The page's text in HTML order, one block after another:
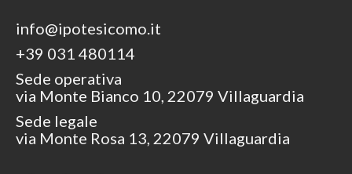
info@ipotesicomo.it
+39 031 480114
Sede operativa
via Monte Bianco 10, 22079 Villaguardia
Sede legale
via Monte Rosa 13, 22079 Villaguardia